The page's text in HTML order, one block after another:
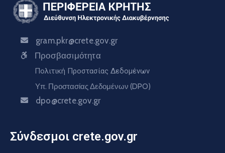
gram.pkr@crete.gov.gr
Προσβασιμότητα
Πολιτική Προστασίας Δεδομένων
Υπ. Προστασίας Δεδομένων (DPO)
dpo@crete.gov.gr
Σύνδεσμοι crete.gov.gr